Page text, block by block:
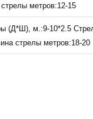
метров:12-15
(Д*Ш), м.:9-10*2.5
стрелы метров:18-20